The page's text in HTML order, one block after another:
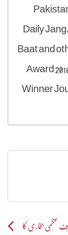
Daily
Baat and
Award
Winner
عظمیٰ بخاری کا